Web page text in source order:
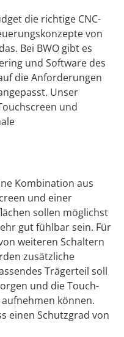
die richtige CNC-
von
Bei BWO gibt es
und Software des
die Anforderungen
Unser
und
Kombination aus
und einer
sollen möglichst
gut fühlbar sein. Für
weiteren Schaltern
zusätzliche
Trägerteil soll
und die Touch-
können.
einen Schutzgrad von